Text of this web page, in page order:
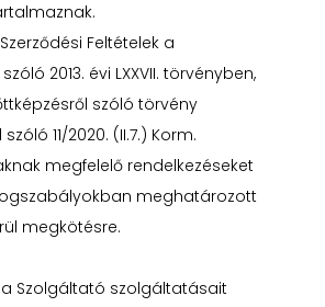
Feltételek a
2013. évi LXXVII. törvényben,
szóló törvény
11/2020. (II.7.) Korm.
megfelelő rendelkezéseket
meghatározott
megkötésre.
a Szolgáltató szolgáltatásait